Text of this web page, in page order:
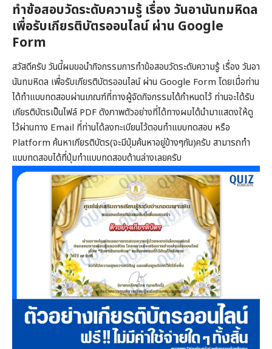
ทำข้อสอบวัดระดับความรู้ เรื่อง วันอานันทมหิดล
เพื่อรับเกียรติบัตรออนไลน์ ผ่าน Google
Form
สวัสดีครับ วันนี้ผมขอนำกิจกรรมการทำข้อสอบวัดระดับความรู้ เรื่อง วันอา
นันทมหิดล เพื่อรับเกียรติบัตรออนไลน์ ผ่าน Google Form โดยเมื่อท่าน
ได้ทำแบบทดสอบผ่านเกณฑ์ที่ทางผู้จัดกิจกรรมได้กำหนดไว้ ท่านจะได้รับ
เกียรติบัตรเป็นไฟล์ PDF ดังภาพตัวอย่างที่ได้ทางผมได้นำมาแสดงให้ดู
ไว้ผ่านทาง Email ที่ท่านได้ลงทะเบียนไว้ตอนทำแบบทดสอบ หรือ
Platform ค้นหาเกียรติบัตร(จะมีปุ่มค้นหาอยู่ข้างๆกัน)ครับ สามารถทำ
แบบทดสอบได้ที่ปุ่มทำแบบทดสอบด้านล่างเลยครับ